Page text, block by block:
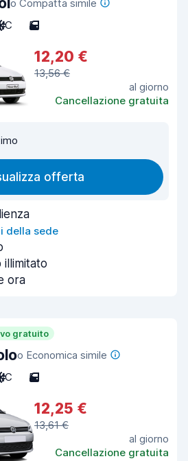
o Compatta simile
C 5
12,20 €
13,56 €
al giorno
Cancellazione gratuita
offerta
della sede
illimitato
ora
gratuito
o Economica simile
C 5
12,25 €
13,61 €
al giorno
Cancellazione gratuita